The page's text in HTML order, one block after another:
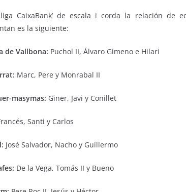
CaixaBank’ de escala i corda la relación
es la siguiente:
de Vallbona: Puchol II, Álvaro Gimeno e Hilari
Marc, Pere y Monrabal II
masymas: Giner, Javi y Conillet
Santi y Carlos
José Salvador, Nacho y Guillermo
De la Vega, Tomás II y Bueno